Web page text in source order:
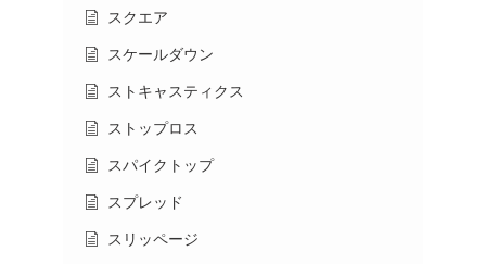
スクエア
スケールダウン
ストキャスティクス
ストップロス
スパイクトップ
スプレッド
スリッページ